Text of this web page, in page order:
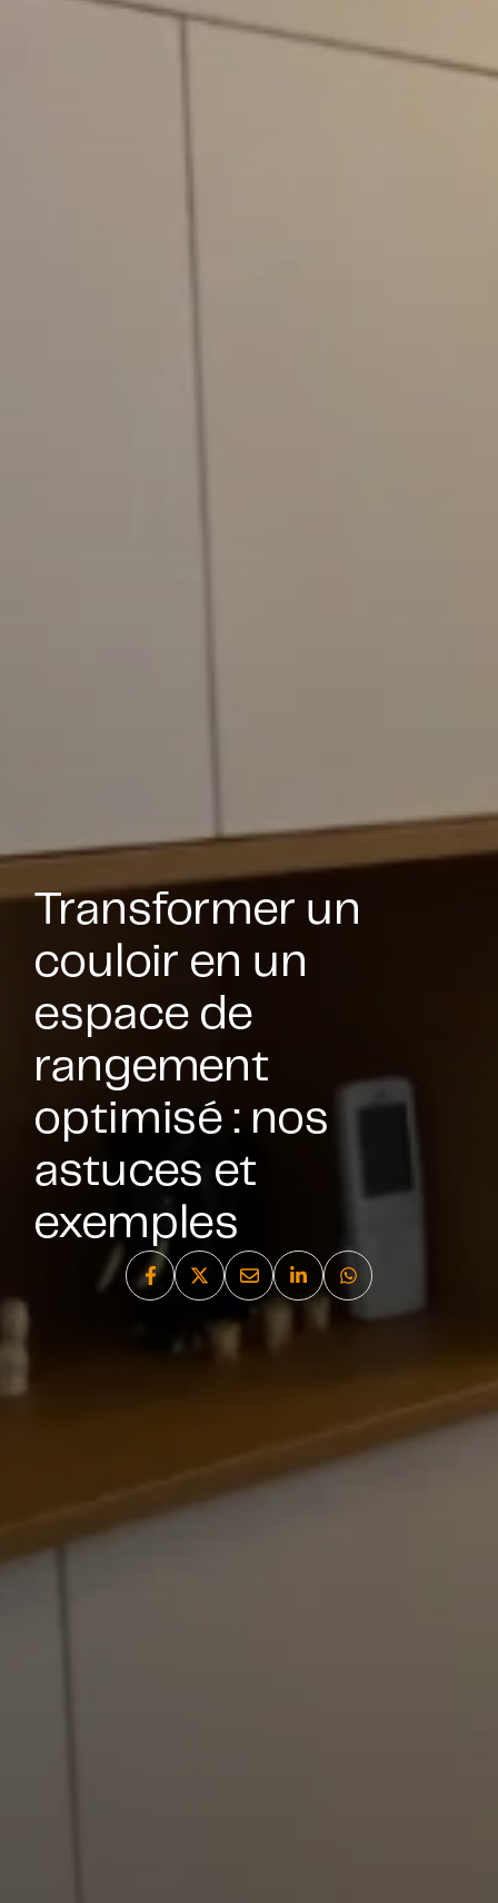
Transformer un
couloir en un
espace de
rangement
optimisé : nos
astuces et
exemples